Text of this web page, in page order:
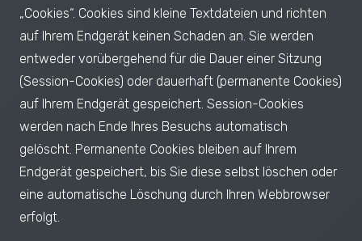
„Cookies“. Cookies sind kleine Textdateien und richten
auf Ihrem Endgerät keinen Schaden an. Sie werden
entweder vorübergehend für die Dauer einer Sitzung
(Session-Cookies) oder dauerhaft (permanente Cookies)
auf Ihrem Endgerät gespeichert. Session-Cookies
werden nach Ende Ihres Besuchs automatisch
gelöscht. Permanente Cookies bleiben auf Ihrem
Endgerät gespeichert, bis Sie diese selbst löschen oder
eine automatische Löschung durch Ihren Webbrowser
erfolgt.